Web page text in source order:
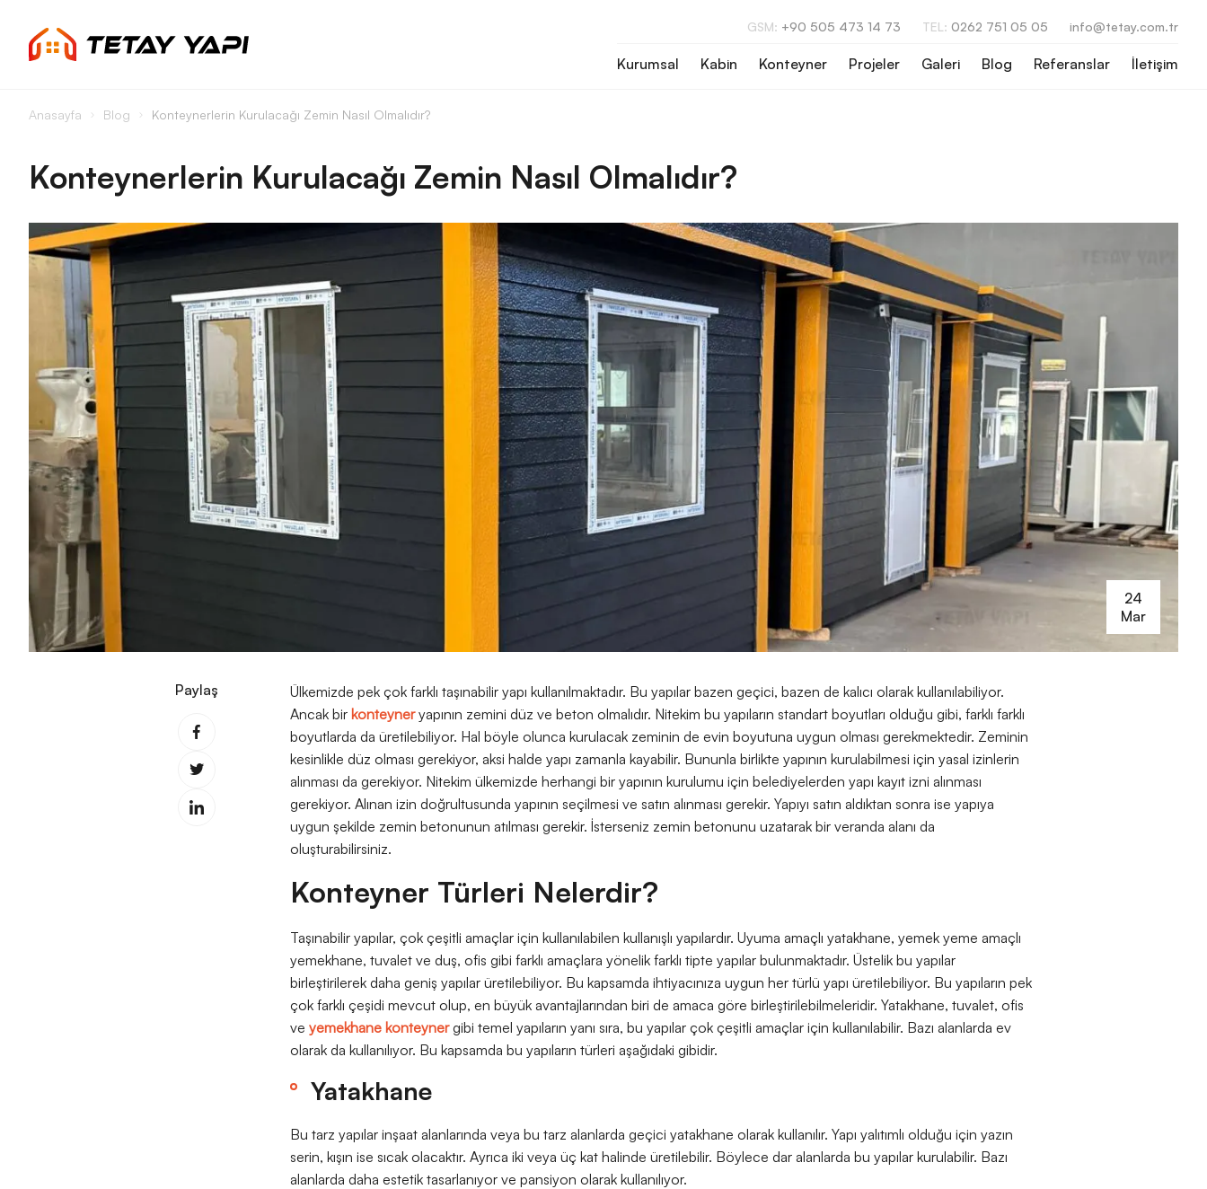
GSM: +90 505 473 14 73 TEL: 0262 751 05 05 info@tetay.com.tr
Kurumsal Kabin Konteyner Projeler Galeri Blog Referanslar İletişim
Anasayfa Blog Konteynerlerin Kurulacağı Zemin Nasıl Olmalıdır?
Konteynerlerin Kurulacağı Zemin Nasıl Olmalıdır?
24
Mar
Paylaş
Ülkemizde pek çok farklı taşınabilir yapı kullanılmaktadır. Bu yapılar bazen geçici, bazen de kalıcı olarak kullanılabiliyor.
Ancak bir konteyneryapının zemini düz ve beton olmalıdır. Nitekim bu yapıların standart boyutları olduğu gibi, farklı farklı
boyutlarda da üretilebiliyor. Hal böyle olunca kurulacak zeminin de evin boyutuna uygun olması gerekmektedir. Zeminin
kesinlikle düz olması gerekiyor, aksi halde yapı zamanla kayabilir. Bununla birlikte yapının kurulabilmesi için yasal izinlerin
alınması da gerekiyor. Nitekim ülkemizde herhangi bir yapının kurulumu için belediyelerden yapı kayıt izni alınması
gerekiyor. Alınan izin doğrultusunda yapının seçilmesi ve satın alınması gerekir. Yapıyı satın aldıktan sonra ise yapıya
uygun şekilde zemin betonunun atılması gerekir. İsterseniz zemin betonunu uzatarak bir veranda alanı da
oluşturabilirsiniz.
Konteyner Türleri Nelerdir?
Taşınabilir yapılar, çok çeşitli amaçlar için kullanılabilen kullanışlı yapılardır. Uyuma amaçlı yatakhane, yemek yeme amaçlı
yemekhane, tuvalet ve duş, ofis gibi farklı amaçlara yönelik farklı tipte yapılar bulunmaktadır. Üstelik bu yapılar
birleştirilerek daha geniş yapılar üretilebiliyor. Bu kapsamda ihtiyacınıza uygun her türlü yapı üretilebiliyor. Bu yapıların pek
çok farklı çeşidi mevcut olup, en büyük avantajlarından biri de amaca göre birleştirilebilmeleridir. Yatakhane, tuvalet, ofis
ve yemekhane konteynergibi temel yapıların yanı sıra, bu yapılar çok çeşitli amaçlar için kullanılabilir. Bazı alanlarda ev
olarak da kullanılıyor. Bu kapsamda bu yapıların türleri aşağıdaki gibidir.
Yatakhane
Bu tarz yapılar inşaat alanlarında veya bu tarz alanlarda geçici yatakhane olarak kullanılır. Yapı yalıtımlı olduğu için yazın
serin, kışın ise sıcak olacaktır. Ayrıca iki veya üç kat halinde üretilebilir. Böylece dar alanlarda bu yapılar kurulabilir. Bazı
alanlarda daha estetik tasarlanıyor ve pansiyon olarak kullanılıyor.